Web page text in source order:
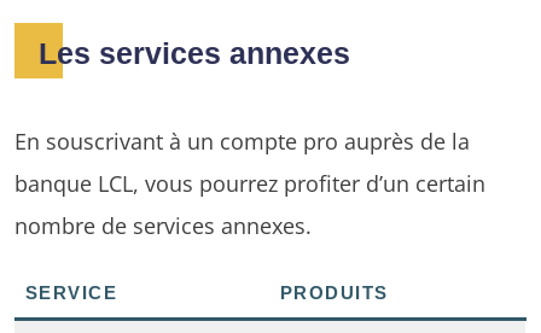
Les services annexes
En souscrivant à un compte pro auprès de la
banque LCL, vous pourrez profiter d’un certain
nombre de services annexes.
SERVICE PRODUITS